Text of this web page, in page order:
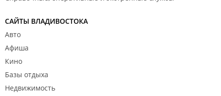
САЙТЫ ВЛАДИВОСТОКА
Авто
Афиша
Кино
Базы отдыха
Недвижимость